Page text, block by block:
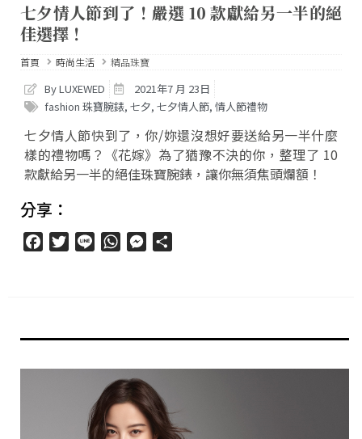
七夕情人節到了！嚴選 10 款獻給另一半的絕
佳選擇！
首頁 時尚生活 精品珠寶
By LUXEWED
2021年7 月 23日
fashion 珠寶腕錶, 七夕, 七夕情人節, 情人節禮物
七夕情人節快到了，你/妳還沒想好要送給另一半什麼
樣的禮物嗎？《花嫁》為了猶豫不決的你，整理了 10
款獻給另一半的絕佳珠寶腕錶，讓你無須焦頭爛額！
分享：
FacebookTwitter
Line WhatsAppMessenger